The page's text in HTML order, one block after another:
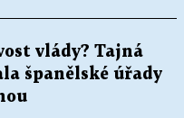
vlády? Tajná
španělské úřady